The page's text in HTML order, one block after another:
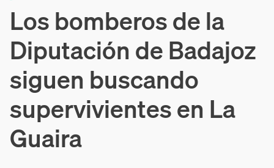
Los bomberos de la
Diputación de Badajoz
siguen buscando
supervivientes en La
Guaira